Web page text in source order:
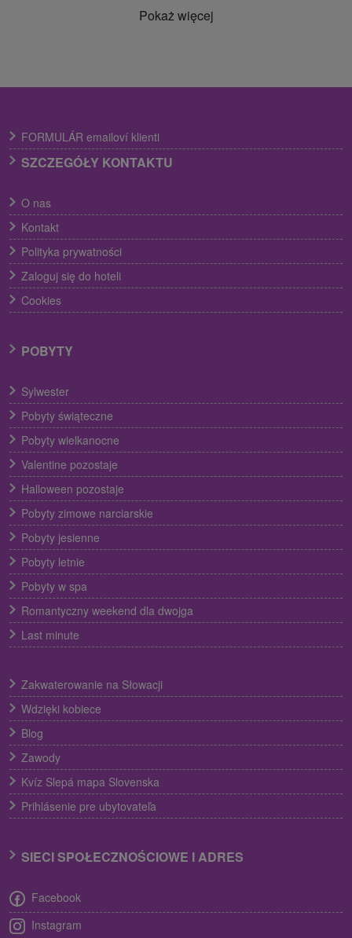
Pokaż więcej
FORMULÁR emailoví klienti
SZCZEGÓŁY KONTAKTU
O nas
Kontakt
Polityka prywatności
Zaloguj się do hoteli
Cookies
POBYTY
Sylwester
Pobyty świąteczne
Pobyty wielkanocne
Valentine pozostaje
Halloween pozostaje
Pobyty zimowe narciarskie
Pobyty jesienne
Pobyty letnie
Pobyty w spa
Romantyczny weekend dla dwojga
Last minute
Zakwaterowanie na Słowacji
Wdzięki kobiece
Blog
Zawody
Kvíz Slepá mapa Slovenska
Prihlásenie pre ubytovateľa
SIECI SPOŁECZNOŚCIOWE I ADRES
Facebook
Instagram